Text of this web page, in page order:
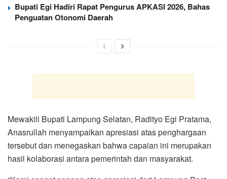
Bupati Egi Hadiri Rapat Pengurus APKASI 2026, Bahas
Penguatan Otonomi Daerah
Mewakili Bupati Lampung Selatan, Radityo Egi Pratama,
Anasrullah menyampaikan apresiasi atas penghargaan
tersebut dan menegaskan bahwa capaian ini merupakan
hasil kolaborasi antara pemerintah dan masyarakat.